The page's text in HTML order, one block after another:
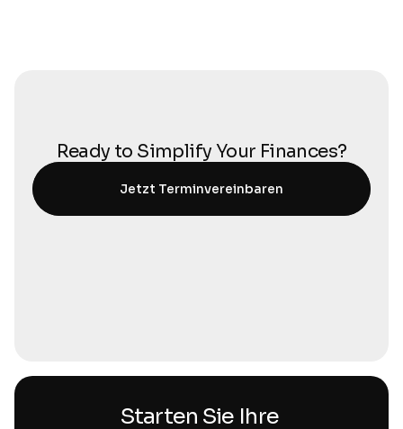
Ready to Simplify Your Finances?
Jetzt Terminvereinbaren
Starten Sie Ihre